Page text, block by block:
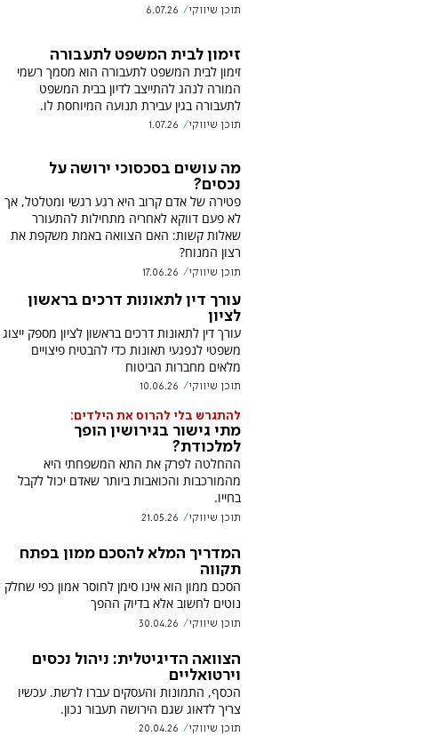
תוכן שיווקי 6.07.26
זימון לבית המשפט לתעבורה
זימון לבית המשפט לתעבורה הוא מסמך רשמי
המורה לנהג להתייצב לדיון בבית המשפט
לתעבורה בגין עבירת תנועה המיוחסת לו.
תוכן שיווקי 1.07.26
מה עושים בסכסוכי ירושה על
נכסים?
פטירה של אדם קרוב היא רגע רגשי ומטלטל, אך
לא פעם דווקא לאחריה מתחילות להתעורר
שאלות קשות: האם הצוואה באמת משקפת את
רצון המנוח?
תוכן שיווקי 17.06.26
עורך דין לתאונות דרכים בראשון
לציון
עורך דין לתאונות דרכים בראשון לציון מספק ייצוג
משפטי לנפגעי תאונות כדי להבטיח פיצויים
מלאים מחברות הביטוח
תוכן שיווקי 10.06.26
להתגרש בלי להרוס את הילדים:
מתי גישור בגירושין הופך
למלכודת?
ההחלטה לפרק את התא המשפחתי היא
מהמורכבות והכואבות ביותר שאדם יכול לקבל
בחייו.
תוכן שיווקי 21.05.26
המדריך המלא להסכם ממון בפתח
תקווה
הסכם ממון הוא אינו סימן לחוסר אמון כפי שחלק
נוטים לחשוב אלא בדיוק ההפך
תוכן שיווקי 30.04.26
הצוואה הדיגיטלית: ניהול נכסים
וירטואליים
הכסף, התמונות והעסקים עברו לרשת. עכשיו
צריך לדאוג שגם הירושה תעבור נכון.
תוכן שיווקי 20.04.26